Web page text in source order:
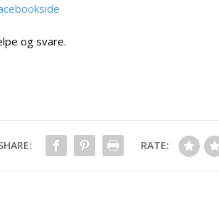
og svare.
RATE: